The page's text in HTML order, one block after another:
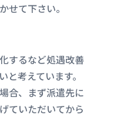
せて下さい。
するなど処遇改善
考えています。
合、まず派遣先に
ていただいてから